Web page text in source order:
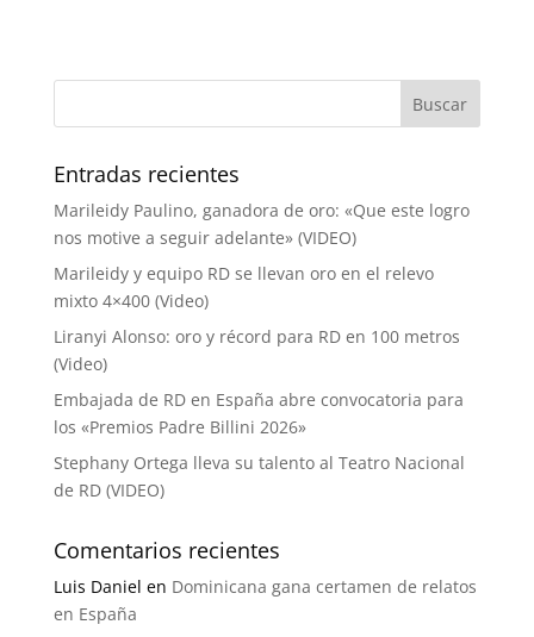
Entradas recientes
Marileidy Paulino, ganadora de oro: «Que este logro
nos motive a seguir adelante» (VIDEO)
Marileidy y equipo RD se llevan oro en el relevo
mixto 4×400 (Video)
Liranyi Alonso: oro y récord para RD en 100 metros
(Video)
Embajada de RD en España abre convocatoria para
los «Premios Padre Billini 2026»
Stephany Ortega lleva su talento al Teatro Nacional
de RD (VIDEO)
Comentarios recientes
Luis Daniel en Dominicana gana certamen de relatos
en España